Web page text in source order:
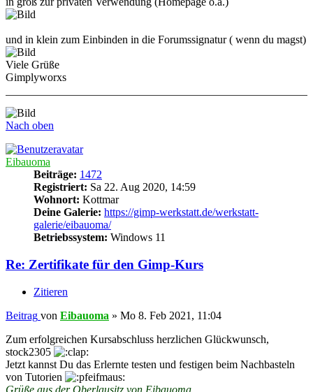
und in klein zum Einbinden in die Forumssignatur ( wenn du magst)
Viele Grüße
Gimplyworxs
Nach oben
Eibauoma
Beiträge: 1472
Registriert: Sa 22. Aug 2020, 14:59
Wohnort: Kottmar
Deine Galerie: https://gimp-werkstatt.de/werkstatt-
galerie/eibauoma/
Betriebssystem: Windows 11
Re: Zertifikate für den Gimp-Kurs
Zitieren
Beitrag von Eibauoma » Mo 8. Feb 2021, 11:04
Zum erfolgreichen Kursabschluss herzlichen Glückwunsch,
stock2305
Jetzt kannst Du das Erlernte testen und festigen beim Nachbasteln
von Tutorien
Grüße aus der Oberlausitz von Eibauoma